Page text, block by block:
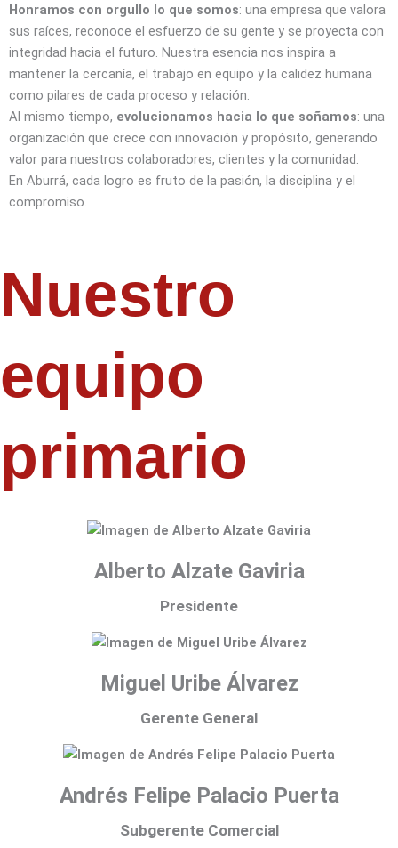
Honramos con orgullo lo que somos: una empresa que valora
sus raíces, reconoce el esfuerzo de su gente y se proyecta con
integridad hacia el futuro. Nuestra esencia nos inspira a
mantener la cercanía, el trabajo en equipo y la calidez humana
como pilares de cada proceso y relación.
Al mismo tiempo, evolucionamos hacia lo que soñamos: una
organización que crece con innovación y propósito, generando
valor para nuestros colaboradores, clientes y la comunidad.
En Aburrá, cada logro es fruto de la pasión, la disciplina y el
compromiso.
Nuestro
equipo
primario
Alberto Alzate Gaviria
Presidente
Miguel Uribe Álvarez
Gerente General
Andrés Felipe Palacio Puerta
Subgerente Comercial